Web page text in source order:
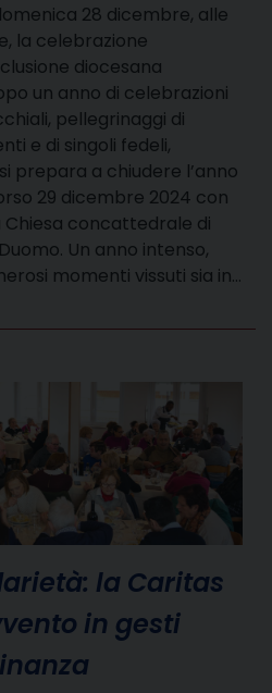
28 dicembre, alle
la celebrazione
diocesana
un anno di celebrazioni
pellegrinaggi di
e di singoli fedeli,
prepara a chiudere l’anno
29 dicembre 2024 con
concattedrale di
Un anno intenso,
momenti vissuti sia in…
la Caritas
in gesti